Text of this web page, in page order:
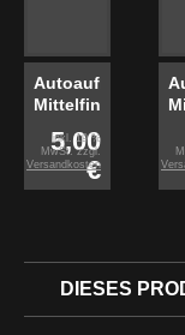
Autoaufkleber
Mittelfinger
schwarz
5,00
€
inkl. 19 %
MwSt. zzgl.
Versandkosten
DIESES